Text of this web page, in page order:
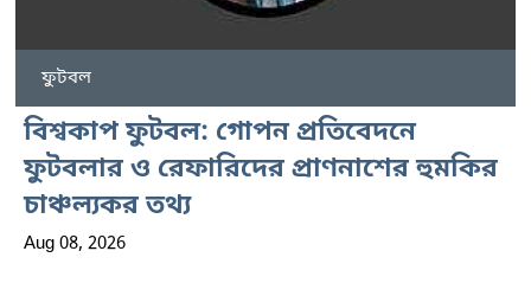
ফুটবল
বিশ্বকাপ ফুটবল: গোপন প্রতিবেদনে
ফুটবলার ও রেফারিদের প্রাণনাশের হুমকির
চাঞ্চল্যকর তথ্য
Aug 08, 2026